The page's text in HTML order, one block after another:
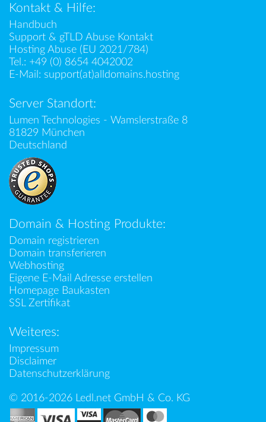
Kontakt & Hilfe:
Handbuch
Support & gTLD Abuse Kontakt
Hosting Abuse (EU 2021/784)
Tel.: +49 (0) 8654 4042002
E-Mail: support(at)alldomains.hosting
Server Standort:
Lumen Technologies - Wamslerstraße 8
81829 München
Deutschland
Domain & Hosting Produkte:
Domain registrieren
Domain transferieren
Webhosting
Eigene E-Mail Adresse erstellen
Homepage Baukasten
SSL Zertifikat
Weiteres:
Impressum
Disclaimer
Datenschutzerklärung
© 2016-2026 Ledl.net GmbH & Co. KG